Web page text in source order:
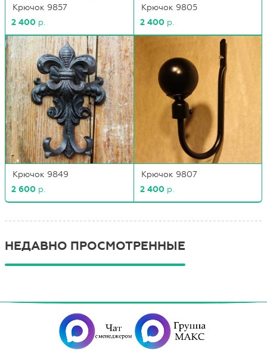
Крючок 9857
2 400 р.
Крючок 9805
2 400 р.
Крючок 9849
2 600 р.
Крючок 9807
2 400 р.
НЕДАВНО ПРОСМОТРЕННЫЕ